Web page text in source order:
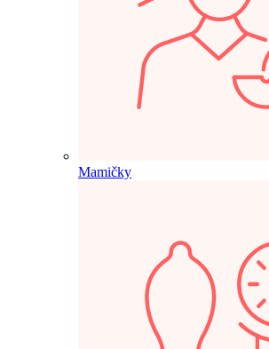
Mamičky